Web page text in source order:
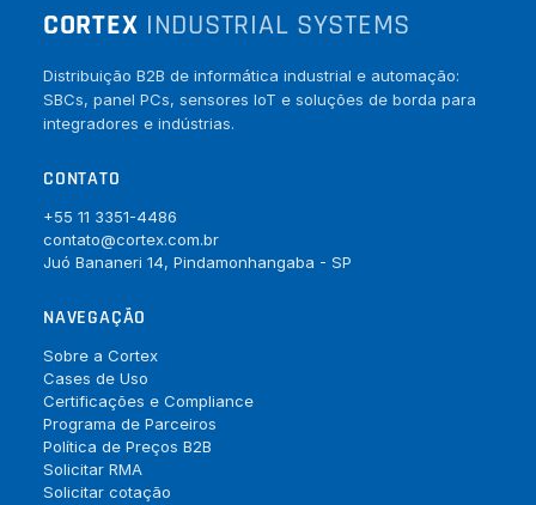
CORTEX INDUSTRIAL SYSTEMS
Distribuição B2B de informática industrial e automação:
SBCs, panel PCs, sensores IoT e soluções de borda para
integradores e indústrias.
CONTATO
+55 11 3351-4486
contato@cortex.com.br
Juó Bananeri 14, Pindamonhangaba - SP
NAVEGAÇÃO
Sobre a Cortex
Cases de Uso
Certificações e Compliance
Programa de Parceiros
Política de Preços B2B
Solicitar RMA
Solicitar cotação